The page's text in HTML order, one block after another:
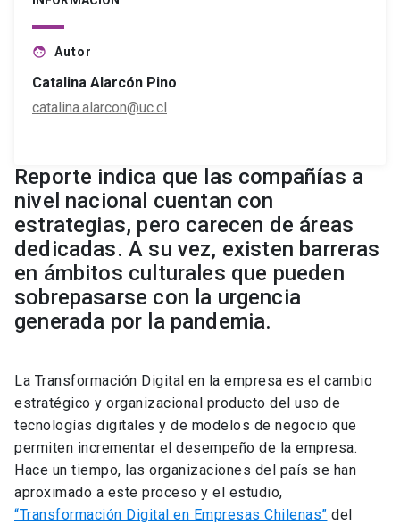
face Autor
Catalina Alarcón Pino
catalina.alarcon@uc.cl
Reporte indica que las compañías a
nivel nacional cuentan con
estrategias, pero carecen de áreas
dedicadas. A su vez, existen barreras
en ámbitos culturales que pueden
sobrepasarse con la urgencia
generada por la pandemia.
La Transformación Digital en la empresa es el cambio
estratégico y organizacional producto del uso de
tecnologías digitales y de modelos de negocio que
permiten incrementar el desempeño de la empresa.
Hace un tiempo, las organizaciones del país se han
aproximado a este proceso y el estudio,
“Transformación Digital en Empresas Chilenas” del